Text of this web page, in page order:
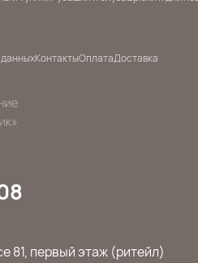
КонтактыОплатаДоставка
81, первый этаж (ритейл)